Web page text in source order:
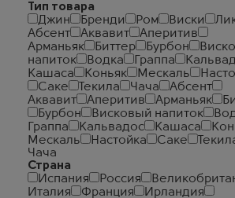
Тип товара
Джин
Бренди Ром Виски
Абсент
Аквавит
Аперитив
Арманьяк
Биттер Бурбон
напиток
Водка Граппа
Кашаса
Коньяк Мескаль
Саке
Текила Чача
Абсент
Аквавит
Аперитив Арманьяк
Бурбон
Висковый напиток
Граппа
Кальвадос Кашаса
Мескаль
Настойка Саке
Чача
Страна
Испания
Россия
Италия
Франция
Ирландия